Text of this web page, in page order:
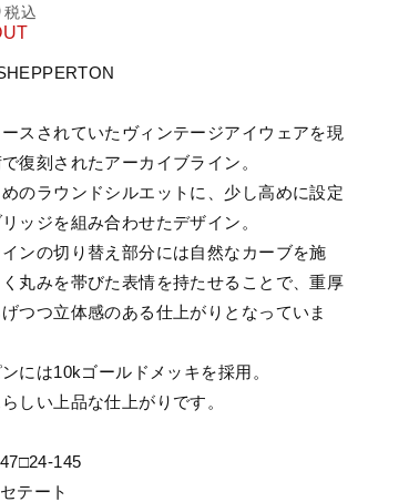
税込
スされていたヴィンテージアイウェアを現
復刻されたアーカイブライン。
のラウンドシルエットに、少し高めに設定
ッジを組み合わせたデザイン。
ンの切り替え部分には自然なカーブを施
く丸みを帯びた表情を持たせることで、重厚
つつ立体感のある仕上がりとなっていま
には10kゴールドメッキを採用。
しい上品な仕上がりです。
145
テート